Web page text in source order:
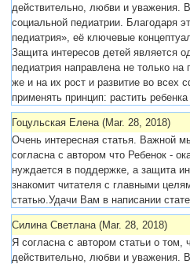
действительно, любви и уважения.
социальной педиатрии. Благодаря
педиатрия», её ключевые
Защита интересов детей является
педиатрия направлена не только на
же и на их рост и развитие во всех
применять принцип: растить
Гоцульская Елена (Mar. 28, 2018)
Очень интересная статья. Важной
согласна с автором что Ребенок -
нуждается в поддержке, а защита
знакомит читателя с главными
статью.Удачи Вам в написании
Силина Светлана (Mar. 28, 2018)
Я согласна с автором статьи о том,
действительно, любви и уважения.